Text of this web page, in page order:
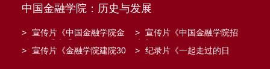
中国金融学院：历史与发展
> 宣传片《中国金融学院金
> 宣传片《中国金融学院招
> 宣传片《金融学院建院30
> 纪录片《一起走过的日